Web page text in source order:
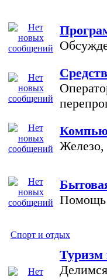
Помощь
Спорт и отдых
Туризм